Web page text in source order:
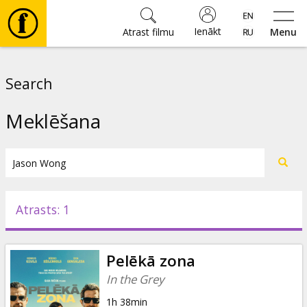
Menu
Ienākt
Atrast filmu
Pasākumi
Ziņas
Search
Meklēšana
Atrasts: 1
Pelēkā zona
In the Grey
1h 38min